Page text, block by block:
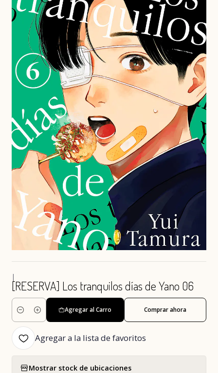
|
[RESERVA] Los tranquilos días de Yano 06
Cantidad
Agregar al Carro Comprar ahora
Agregar a la lista de favoritos
Mostrar stock de ubicaciones